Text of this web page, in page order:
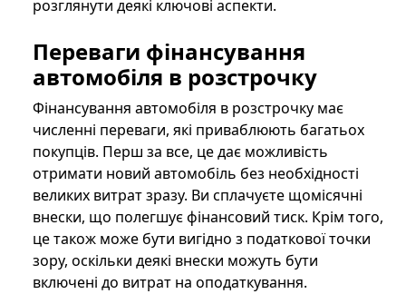
розглянути деякі ключові аспекти.
Переваги фінансування
автомобіля в розстрочку
Фінансування автомобіля в розстрочку має
численні переваги, які приваблюють багатьох
покупців. Перш за все, це дає можливість
отримати новий автомобіль без необхідності
великих витрат зразу. Ви сплачуєте щомісячні
внески, що полегшує фінансовий тиск. Крім того,
це також може бути вигідно з податкової точки
зору, оскільки деякі внески можуть бути
включені до витрат на оподаткування.